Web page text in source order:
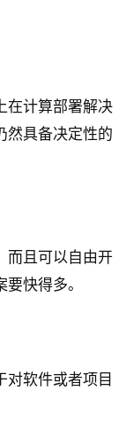
在计算部署解决
然具备决定性的
而且可以自由开
快得多。
对软件或者项目